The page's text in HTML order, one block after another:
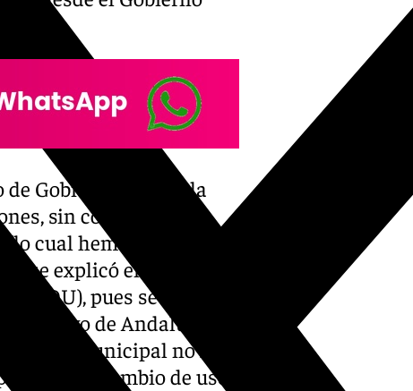
de Gobierno aprobó la
sin contar con los
cual hemos conocido
se explicó en el pleno
pues se omitió,
de Andalucía”.
municipal no fue
del cambio de uso